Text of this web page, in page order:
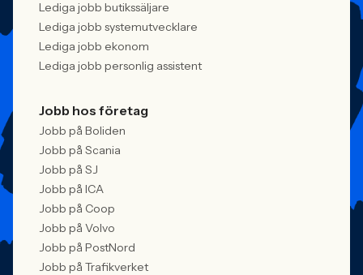
Lediga jobb butikssäljare
Lediga jobb systemutvecklare
Lediga jobb ekonom
Lediga jobb personlig assistent
Jobb hos företag
Jobb på Boliden
Jobb på Scania
Jobb på SJ
Jobb på ICA
Jobb på Coop
Jobb på Volvo
Jobb på PostNord
Jobb på Trafikverket